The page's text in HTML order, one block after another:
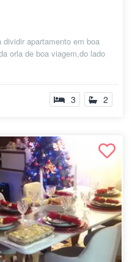
apartamento em boa
orla de boa viagem,do lado
3 2